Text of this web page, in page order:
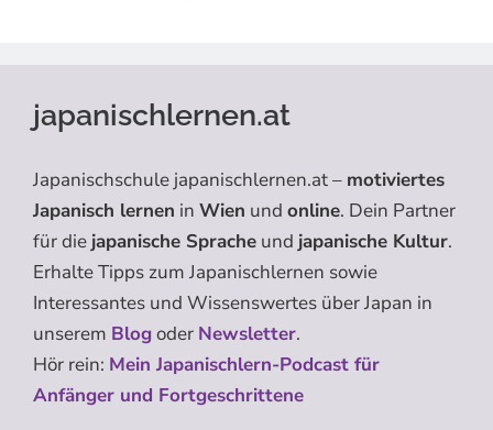
japanischlernen.at
Japanischschule japanischlernen.at – motiviertes
Japanisch lernen in Wien und online. Dein Partner
für die japanische Sprache und japanische Kultur.
Erhalte Tipps zum Japanischlernen sowie
Interessantes und Wissenswertes über Japan in
unserem Blogoder Newsletter.
Hör rein: Mein Japanischlern-Podcast für
Anfänger und Fortgeschrittene